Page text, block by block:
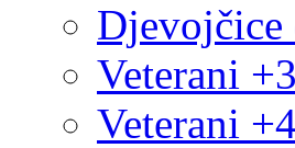
Djevojčice
Veterani
Veterani